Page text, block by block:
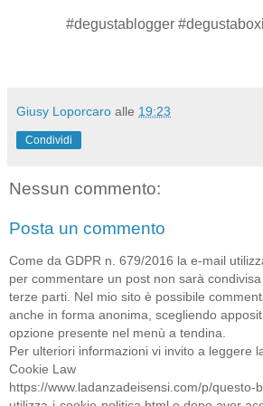
#degustablogger
Giusy Loporcaro alle 19:23
Condividi
Nessun commento:
Posta un commento
Come da GDPR n. 679/2016 la e-mail
per commentare un post non sarà condivisa
terze parti. Nel mio sito è possibile
anche in forma anonima, scegliendo
opzione presente nel menù a tendina.
Per ulteriori informazioni vi invito a leggere
Cookie Law
https://www.ladanzadeisensi.com/p/questo-